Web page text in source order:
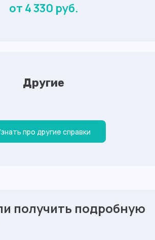
от 4 330 руб.
Другие
про другие справки
получить подробную